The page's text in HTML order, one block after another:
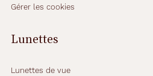
Gérer les cookies
Lunettes
Lunettes de vue